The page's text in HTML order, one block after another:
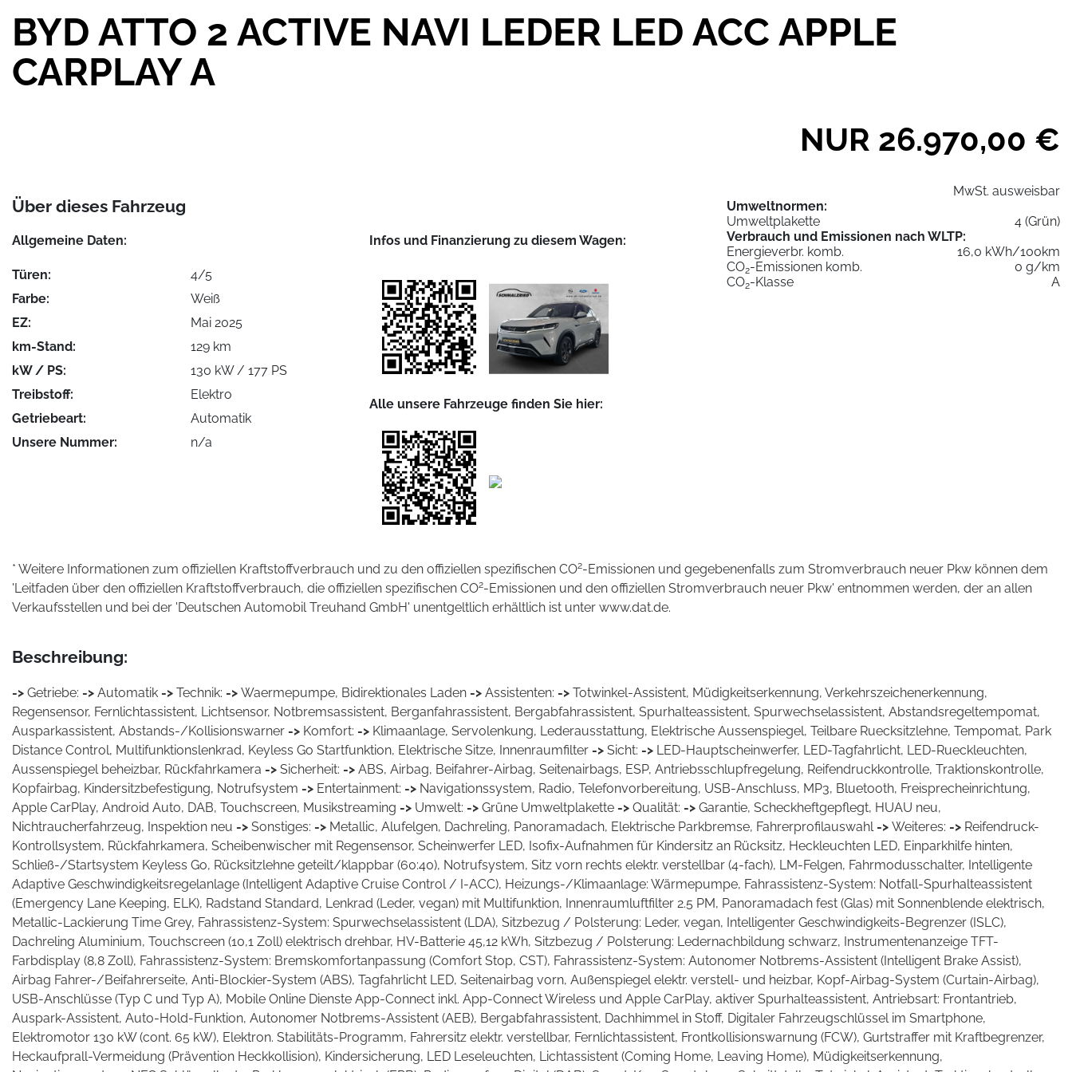
BYD ATTO 2 ACTIVE NAVI LEDER LED ACC APPLE
CARPLAY A
NUR 26.970,00 €
MwSt. ausweisbar
Über dieses Fahrzeug
Allgemeine Daten:
Türen:
4/5
Farbe:
Weiß
EZ:
Mai 2025
km-Stand:
129 km
kW / PS:
130 kW / 177 PS
Treibstoff:
Elektro
Getriebeart:
Automatik
Unsere Nummer:
n/a
Infos und Finanzierung zu diesem Wagen:
Alle unsere Fahrzeuge finden Sie hier:
Umweltnormen:
Umweltplakette
4 (Grün)
Verbrauch und Emissionen nach WLTP:
Energieverbr. komb.
16,0 kWh/100km
CO2-Emissionen komb.
0 g/km
CO2-Klasse A
* Weitere Informationen zum offiziellen Kraftstoffverbrauch und zu den offiziellen spezifischen CO2-Emissionen und gegebenenfalls zum Stromverbrauch neuer Pkw können dem
'Leitfaden über den offiziellen Kraftstoffverbrauch, die offiziellen spezifischen CO2-Emissionen und den offiziellen Stromverbrauch neuer Pkw' entnommen werden, der an allen
Verkaufsstellen und bei der 'Deutschen Automobil Treuhand GmbH' unentgeltlich erhältlich ist unter www.dat.de.
Beschreibung:
-> Getriebe: -> Automatik -> Technik: -> Waermepumpe, Bidirektionales Laden -> Assistenten: -> Totwinkel-Assistent, Müdigkeitserkennung, Verkehrszeichenerkennung,
Regensensor, Fernlichtassistent, Lichtsensor, Notbremsassistent, Berganfahrassistent, Bergabfahrassistent, Spurhalteassistent, Spurwechselassistent, Abstandsregeltempomat,
Ausparkassistent, Abstands-/Kollisionswarner -> Komfort: -> Klimaanlage, Servolenkung, Lederausstattung, Elektrische Aussenspiegel, Teilbare Ruecksitzlehne, Tempomat, Park
Distance Control, Multifunktionslenkrad, Keyless Go Startfunktion, Elektrische Sitze, Innenraumfilter -> Sicht: -> LED-Hauptscheinwerfer, LED-Tagfahrlicht, LED-Rueckleuchten,
Aussenspiegel beheizbar, Rückfahrkamera -> Sicherheit: -> ABS, Airbag, Beifahrer-Airbag, Seitenairbags, ESP, Antriebsschlupfregelung, Reifendruckkontrolle, Traktionskontrolle,
Kopfairbag, Kindersitzbefestigung, Notrufsystem -> Entertainment: -> Navigationssystem, Radio, Telefonvorbereitung, USB-Anschluss, MP3, Bluetooth, Freisprecheinrichtung,
Apple CarPlay, Android Auto, DAB, Touchscreen, Musikstreaming -> Umwelt: -> Grüne Umweltplakette -> Qualität: -> Garantie, Scheckheftgepflegt, HUAU neu,
Nichtraucherfahrzeug, Inspektion neu -> Sonstiges: -> Metallic, Alufelgen, Dachreling, Panoramadach, Elektrische Parkbremse, Fahrerprofilauswahl-> Weiteres: -> Reifendruck-
Kontrollsystem, Rückfahrkamera, Scheibenwischer mit Regensensor, Scheinwerfer LED, Isofix-Aufnahmen für Kindersitz an Rücksitz, Heckleuchten LED, Einparkhilfe hinten,
Schließ-/Startsystem Keyless Go, Rücksitzlehne geteilt/klappbar (60:40), Notrufsystem, Sitz vorn rechts elektr. verstellbar (4-fach), LM-Felgen, Fahrmodusschalter, Intelligente
Adaptive Geschwindigkeitsregelanlage (Intelligent Adaptive Cruise Control / I-ACC), Heizungs-/Klimaanlage: Wärmepumpe, Fahrassistenz-System: Notfall-Spurhalteassistent
(Emergency Lane Keeping, ELK), Radstand Standard, Lenkrad (Leder, vegan) mit Multifunktion, Innenraumluftfilter 2.5 PM, Panoramadach fest (Glas) mit Sonnenblende elektrisch,
Metallic-Lackierung Time Grey, Fahrassistenz-System: Spurwechselassistent (LDA), Sitzbezug / Polsterung: Leder, vegan, Intelligenter Geschwindigkeits-Begrenzer (ISLC),
Dachreling Aluminium, Touchscreen (10,1 Zoll) elektrisch drehbar, HV-Batterie 45,12 kWh, Sitzbezug / Polsterung: Ledernachbildung schwarz, Instrumentenanzeige TFT-
Farbdisplay (8,8 Zoll), Fahrassistenz-System: Bremskomfortanpassung (Comfort Stop, CST), Fahrassistenz-System: Autonomer Notbrems-Assistent (Intelligent Brake Assist),
Airbag Fahrer-/Beifahrerseite, Anti-Blockier-System (ABS), Tagfahrlicht LED, Seitenairbag vorn, Außenspiegel elektr. verstell- und heizbar, Kopf-Airbag-System (Curtain-Airbag),
USB-Anschlüsse (Typ C und Typ A), Mobile Online Dienste App-Connect inkl. App-Connect Wireless und Apple CarPlay, aktiver Spurhalteassistent, Antriebsart: Frontantrieb,
Auspark-Assistent, Auto-Hold-Funktion, Autonomer Notbrems-Assistent (AEB), Bergabfahrassistent, Dachhimmel in Stoff, Digitaler Fahrzeugschlüssel im Smartphone,
Elektromotor 130 kW (cont. 65 kW), Elektron. Stabilitäts-Programm, Fahrersitz elektr. verstellbar, Fernlichtassistent, Frontkollisionswarnung (FCW), Gurtstraffer mit Kraftbegrenzer,
Heckaufprall-Vermeidung (Prävention Heckkollision), Kindersicherung, LED Leseleuchten, Lichtassistent (Coming Home, Leaving Home), Müdigkeitserkennung,